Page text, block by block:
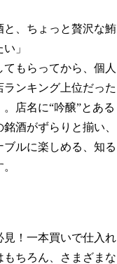
と、ちょっと贅沢な鮪
」
もらってから、個人
ランキング上位だった
。店名に“吟醸”とある
酒がずらりと揃い、
ルに楽しめる、知る
見！一本買いで仕入れ
もちろん、さまざまな